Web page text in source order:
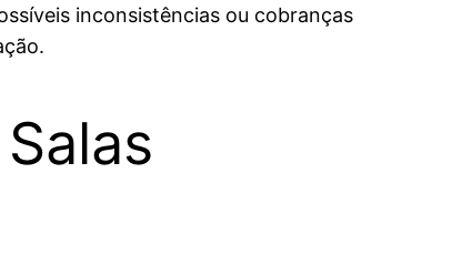
inconsistências ou cobranças